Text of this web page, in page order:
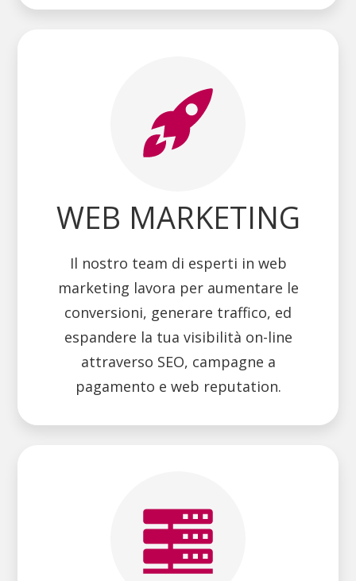
WEB MARKETING
Il nostro team di esperti in web
marketing lavora per aumentare le
conversioni, generare traffico, ed
espandere la tua visibilità on-line
attraverso SEO, campagne a
pagamento e web reputation.